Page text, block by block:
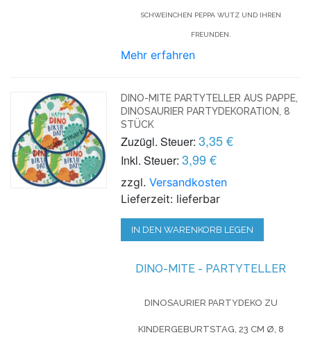
SCHWEINCHEN PEPPA WUTZ UND IHREN
FREUNDEN.
Mehr erfahren
DINO-MITE PARTYTELLER AUS PAPPE,
DINOSAURIER PARTYDEKORATION, 8
STÜCK
Zuzügl. Steuer: 3,35 €
Inkl. Steuer: 3,99 €
zzgl.Versandkosten
Lieferzeit: lieferbar
IN DEN WARENKORB LEGEN
DINO-MITE - PARTYTELLER
DINOSAURIER PARTYDEKO ZU
KINDERGEBURTSTAG, 23 CM Ø, 8